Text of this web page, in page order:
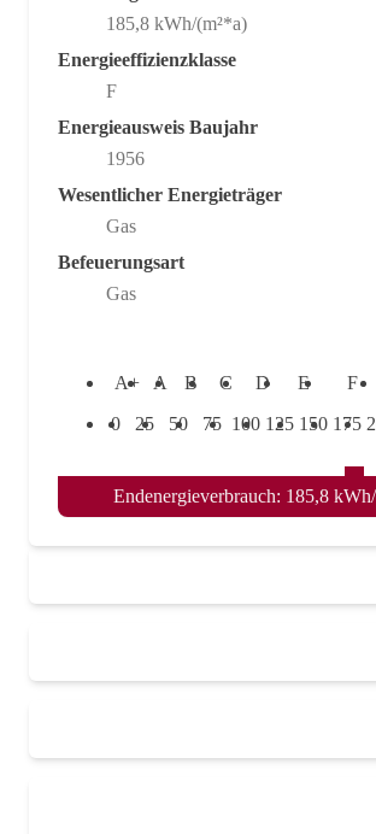
185,8 kWh/(m²*a)
Energieeffizienzklasse
F
Energieausweis Baujahr
1956
Wesentlicher Energieträger
Gas
Befeuerungsart
Gas
A+ A B C D E F
0
25 50 75 100 125 150 175
Endenergieverbrauch: 185,8